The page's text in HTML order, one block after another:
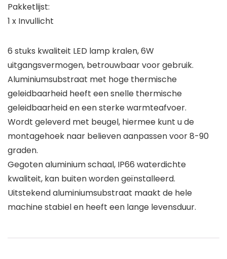
Pakketlijst:
1 x Invullicht
6 stuks kwaliteit LED lamp kralen, 6W
uitgangsvermogen, betrouwbaar voor gebruik.
Aluminiumsubstraat met hoge thermische
geleidbaarheid heeft een snelle thermische
geleidbaarheid en een sterke warmteafvoer.
Wordt geleverd met beugel, hiermee kunt u de
montagehoek naar believen aanpassen voor 8-90
graden.
Gegoten aluminium schaal, IP66 waterdichte
kwaliteit, kan buiten worden geïnstalleerd.
Uitstekend aluminiumsubstraat maakt de hele
machine stabiel en heeft een lange levensduur.